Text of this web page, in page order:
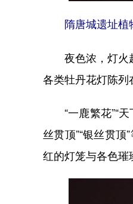
隋唐城遗址
夜色浓，灯火起
各类牡丹花灯陈列
“一鹿繁花”“天
丝贯顶”“银丝贯
红的灯笼与各色璀